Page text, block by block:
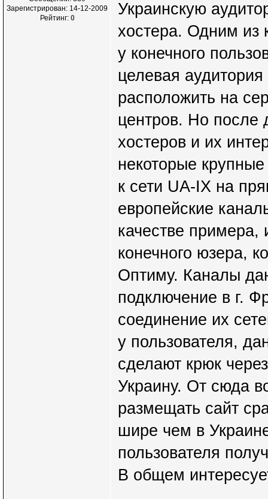
Зарегистрирован: 14-12-2009
Рейтинг: 0
Украинскую
хостера. Одним из
у конечного
целевая
расположить на
центров. Но после
хостеров и их
некоторые
к сети UA-IX на
европейские
качестве
конечного юзера,
Оптиму. Каналы
подключение в г.
соединение их
у пользователя,
сделают крюк
Украину. От сюда
размещать сайт
шире чем в
пользователя
В общем